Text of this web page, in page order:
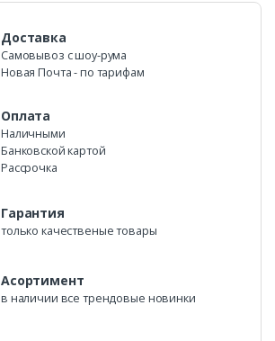
Доставка
Самовывоз c шоу-рума
Новая Почта - по тарифам
Оплата
Наличными
Банковской картой
Рассрочка
Гарантия
только качественые товары
Асортимент
в наличии все трендовые новинки